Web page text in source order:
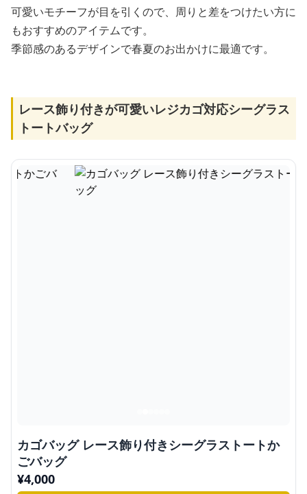
可愛いモチーフが目を引くので、周りと差をつけたい方に
もおすすめのアイテムです。
季節感のあるデザインで春夏のお出かけに最適です。
レース飾り付きが可愛いレジカゴ対応シーグラス
トートバッグ
カゴバッグ レース飾り付きシーグラストートか
ごバッグ
¥4,000